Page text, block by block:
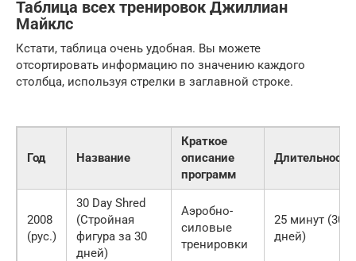
Таблица всех тренировок Джиллиан
Майклс
Кстати, таблица очень удобная. Вы можете
отсортировать информацию по значению каждого
столбца, используя стрелки в заглавной строке.
Год Название
Краткое
описание
программ
Длительность
2008
(рус.)
30 Day Shred
(Стройная
фигура за 30
дней)
Аэробно-
силовые
тренировки
25 минут (30
дней)